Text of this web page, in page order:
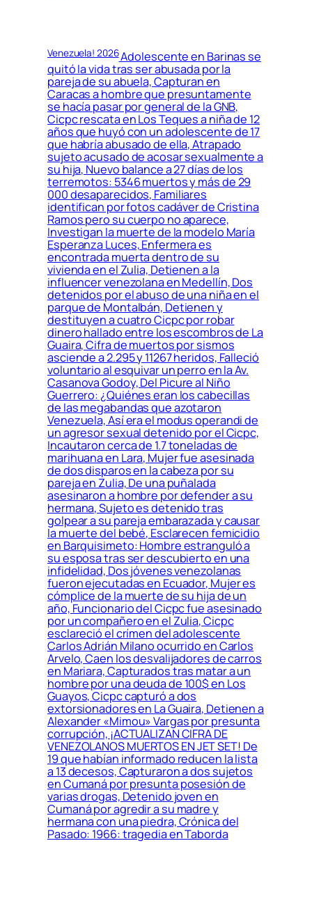
Venezuela! 2026Adolescente en Barinas se
quitó la vida tras ser abusada por la
pareja de su abuela, Capturan en
Caracas a hombre que presuntamente
se hacía pasar por general de la GNB,
Cicpc rescata en Los Teques a niña de 12
años que huyó con un adolescente de 17
que habría abusado de ella, Atrapado
sujeto acusado de acosar sexualmente a
su hija, Nuevo balance a 27 días de los
terremotos: 5346 muertos y más de 29
000 desaparecidos, Familiares
identifican por fotos cadáver de Cristina
Ramos pero su cuerpo no aparece,
Investigan la muerte de la modelo María
Esperanza Luces, Enfermera es
encontrada muerta dentro de su
vivienda en el Zulia, Detienen a la
influencer venezolana en Medellín, Dos
detenidos por el abuso de una niña en el
parque de Montalbán, Detienen y
destituyen a cuatro Cicpc por robar
dinero hallado entre los escombros de La
Guaira, Cifra de muertos por sismos
asciende a 2.295 y 11267 heridos, Falleció
voluntario al esquivar un perro en la Av.
Casanova Godoy, Del Picure al Niño
Guerrero: ¿Quiénes eran los cabecillas
de las megabandas que azotaron
Venezuela, Así era el modus operandi de
un agresor sexual detenido por el Cicpc,
Incautaron cerca de 1.7 toneladas de
marihuana en Lara, Mujer fue asesinada
de dos disparos en la cabeza por su
pareja en Zulia, De una puñalada
asesinaron a hombre por defender a su
hermana, Sujeto es detenido tras
golpear a su pareja embarazada y causar
la muerte del bebé, Esclarecen femicidio
en Barquisimeto: Hombre estranguló a
su esposa tras ser descubierto en una
infidelidad, Dos jóvenes venezolanas
fueron ejecutadas en Ecuador, Mujer es
cómplice de la muerte de su hija de un
año, Funcionario del Cicpc fue asesinado
por un compañero en el Zulia, Cicpc
esclareció el crímen del adolescente
Carlos Adrián Milano ocurrido en Carlos
Arvelo, Caen los desvalijadores de carros
en Mariara, Capturados tras matar a un
hombre por una deuda de 100$ en Los
Guayos, Cicpc capturó a dos
extorsionadores en La Guaira, Detienen a
Alexander «Mimou» Vargas por presunta
corrupción, ¡ACTUALIZAN CIFRA DE
VENEZOLANOS MUERTOS EN JET SET! De
19 que habían informado reducen la lista
a 13 decesos, Capturaron a dos sujetos
en Cumaná por presunta posesión de
varias drogas, Detenido joven en
Cumaná por agredir a su madre y
hermana con una piedra, Crónica del
Pasado: 1966: tragedia en Taborda